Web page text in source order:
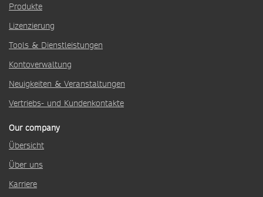
Produkte
Lizenzierung
Tools & Dienstleistungen
Kontoverwaltung
Neuigkeiten & Veranstaltungen
Vertriebs- und Kundenkontakte
Our company
Übersicht
Über uns
Karriere